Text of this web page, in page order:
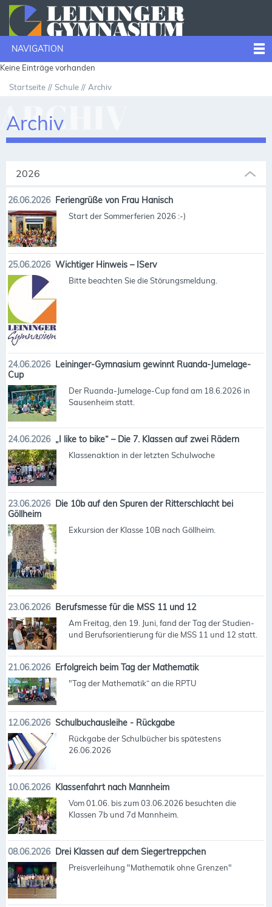
NAVIGATION
Keine Einträge vorhanden
Startseite Schule Archiv
Archiv
2026
26.06.2026 Feriengrüße von Frau Hanisch
Start der Sommerferien 2026 :-)
25.06.2026 Wichtiger Hinweis – IServ
Bitte beachten Sie die Störungsmeldung.
24.06.2026 Leininger-Gymnasium gewinnt Ruanda-Jumelage-
Cup
Der Ruanda-Jumelage-Cup fand am 18.6.2026 in
Sausenheim statt.
24.06.2026 „I like to bike“ – Die 7. Klassen auf zwei Rädern
Klassenaktion in der letzten Schulwoche
23.06.2026 Die 10b auf den Spuren der Ritterschlacht bei
Göllheim
Exkursion der Klasse 10B nach Göllheim.
23.06.2026 Berufsmesse für die MSS 11 und 12
Am Freitag, den 19. Juni, fand der Tag der Studien-
und Berufsorientierung für die MSS 11 und 12 statt.
21.06.2026 Erfolgreich beim Tag der Mathematik
"Tag der Mathematik“ an die RPTU
12.06.2026 Schulbuchausleihe - Rückgabe
Rückgabe der Schulbücher bis spätestens
26.06.2026
10.06.2026 Klassenfahrt nach Mannheim
Vom 01.06. bis zum 03.06.2026 besuchten die
Klassen 7b und 7d Mannheim.
08.06.2026 Drei Klassen auf dem Siegertreppchen
Preisverleihung "Mathematik ohne Grenzen"